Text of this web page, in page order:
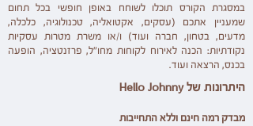
במסגרת הקורס תוכלו לשוחח באופן חופשי בכל תחום
שמעניין אתכם (עסקים, אקטואליה, טכנולוגיה, כלכלה,
מדעים, בטחון, חברה ועוד) ו/או משרת מטרות עסקיות
נקודתיות: הכנה לאירוח לקוחות מחו"ל, פרזנטציה, הופעה
בכנס, הרצאה ועוד.
היתרונות שלHello Johnny
מבדק רמה חינם וללא התחייבות